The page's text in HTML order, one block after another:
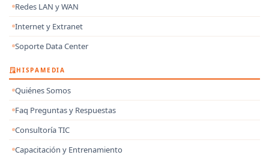
Redes LAN y WAN
Internet y Extranet
Soporte Data Center
HISPAMEDIA
Quiénes Somos
Faq Preguntas y Respuestas
Consultoría TIC
Capacitación y Entrenamiento